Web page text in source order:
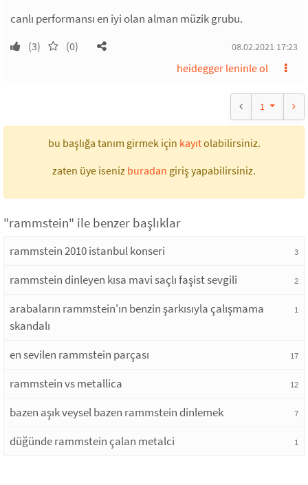
canlı performansı en iyi olan alman müzik grubu.
(3) (0) 08.02.2021 17:23
heidegger leninle ol
1
bu başlığa tanım girmek için kayıtolabilirsiniz.
zaten üye iseniz buradan giriş yapabilirsiniz.
"rammstein" ile benzer başlıklar
rammstein 2010 istanbul konseri 3
rammstein dinleyen kısa mavi saçlı faşist sevgili 2
arabaların rammstein'ın benzin şarkısıyla çalışmama
skandalı
1
en sevilen rammstein parçası 17
rammstein vs metallica 12
bazen aşık veysel bazen rammstein dinlemek 7
düğünde rammstein çalan metalci 1